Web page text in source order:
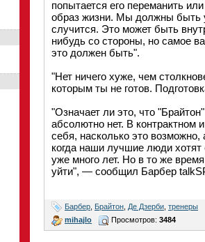
попытается его переманить
образ жизни. Мы должны быть
случится. Это может быть
нибудь со стороны, но самое
это должен быть".
"Нет ничего хуже, чем
которым ты не готов.
"Означает ли это, что
абсолютно нет. В
себя, насколько это
когда наши лучшие люди хотят
уже много лет. Но в то же
уйти", — сообщил Барбер
Барбер Брайтон Де Дзерби тренеры
mihajlo
Просмотров: 3484